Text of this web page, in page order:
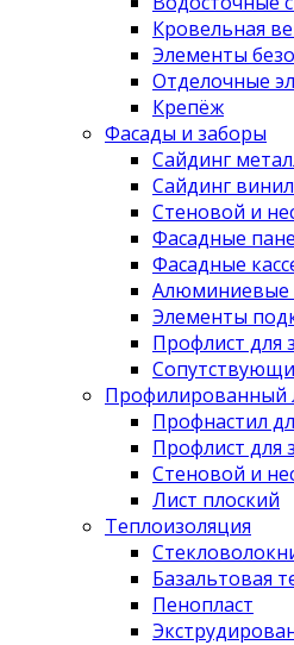
Кровельная
Элементы
Отделочные
Крепёж
Фасады и заборы
Сайдинг
Сайдинг
Стеновой и
Фасадные
Фасадные
Алюминиевые
Элементы
Профлист для
Профилированный
Профнастил
Профлист для
Стеновой и
Лист плоский
Теплоизоляция
Базальтовая
Пенопласт